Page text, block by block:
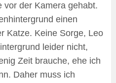
vor der Kamera gehabt.
einen
Katze. Keine Sorge, Leo
leider nicht,
Zeit brauche, ehe ich
Daher muss ich